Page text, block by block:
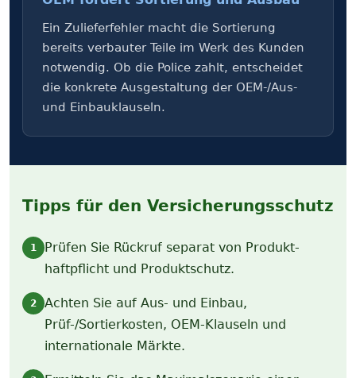
Ein Zulieferfehler macht die Sortierung
bereits verbauter Teile im Werk des Kunden
notwendig. Ob die Police zahlt, entscheidet
die konkrete Ausgestaltung der OEM-/Aus-
und Einbauklauseln.
Tipps für den Versicherungs­schutz
1
Prüfen Sie Rückruf separat von Produkt­
haftpflicht und Produktschutz.
2
Achten Sie auf Aus- und Einbau,
Prüf-/Sortierkosten, OEM-Klauseln und
internationale Märkte.